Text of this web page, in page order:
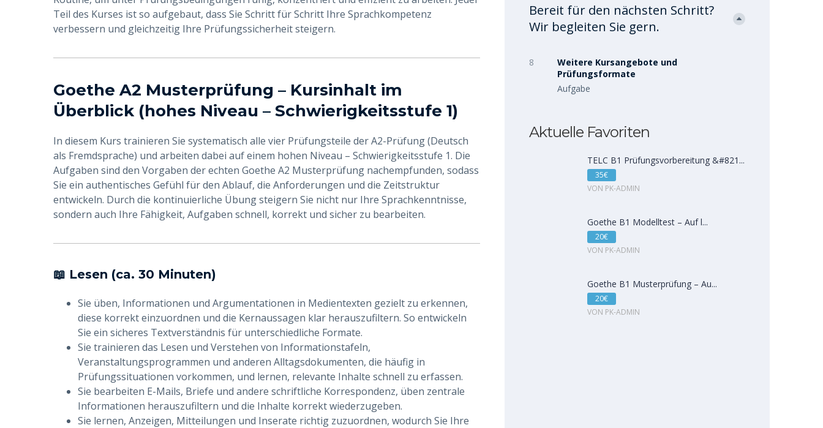
Teil des Kurses ist so aufgebaut, dass Sie Schritt für Schritt Ihre Sprachkompetenz
verbessern und gleichzeitig Ihre Prüfungssicherheit steigern.
Goethe A2 Musterprüfung – Kursinhalt im
Überblick (hohes Niveau – Schwierigkeitsstufe 1)
In diesem Kurs trainieren Sie systematisch alle vier Prüfungsteile der A2-Prüfung (Deutsch
als Fremdsprache) und arbeiten dabei auf einem hohen Niveau – Schwierigkeitsstufe 1. Die
Aufgaben sind den Vorgaben der echten Goethe A2 Musterprüfung nachempfunden, sodass
Sie ein authentisches Gefühl für den Ablauf, die Anforderungen und die Zeitstruktur
entwickeln. Durch die kontinuierliche Übung steigern Sie nicht nur Ihre Sprachkenntnisse,
sondern auch Ihre Fähigkeit, Aufgaben schnell, korrekt und sicher zu bearbeiten.
📖 Lesen (ca. 30 Minuten)
Sie üben, Informationen und Argumentationen in Medientexten gezielt zu erkennen,
diese korrekt einzuordnen und die Kernaussagen klar herauszufiltern. So entwickeln
Sie ein sicheres Textverständnis für unterschiedliche Formate.
Sie trainieren das Lesen und Verstehen von Informationstafeln,
Veranstaltungsprogrammen und anderen Alltagsdokumenten, die häufig in
Prüfungssituationen vorkommen, und lernen, relevante Inhalte schnell zu erfassen.
Sie bearbeiten E-Mails, Briefe und andere schriftliche Korrespondenz, üben zentrale
Informationen herauszufiltern und die Inhalte korrekt wiederzugeben.
Sie lernen, Anzeigen, Mitteilungen und Inserate richtig zuzuordnen, wodurch Sie Ihre
Bereit für den nächsten Schritt?
Wir begleiten Sie gern.
8
Weitere Kursangebote und
Prüfungsformate
Aufgabe
Aktuelle Favoriten
TELC B1 Prüfungsvorbereitung &#821...
35€
VON PK-ADMIN
Goethe B1 Modelltest – Auf l...
20€
VON PK-ADMIN
Goethe B1 Musterprüfung – Au...
20€
VON PK-ADMIN